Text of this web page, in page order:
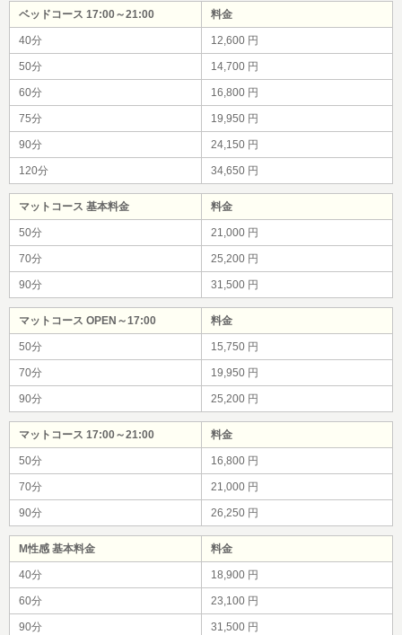
ベッドコース 17:00～21:00 料金
40分 12,600 円
50分 14,700 円
60分 16,800 円
75分 19,950 円
90分 24,150 円
120分 34,650 円
マットコース 基本料金 料金
50分 21,000 円
70分 25,200 円
90分 31,500 円
マットコース OPEN～17:00 料金
50分 15,750 円
70分 19,950 円
90分 25,200 円
マットコース 17:00～21:00 料金
50分 16,800 円
70分 21,000 円
90分 26,250 円
M性感 基本料金 料金
40分 18,900 円
60分 23,100 円
90分 31,500 円